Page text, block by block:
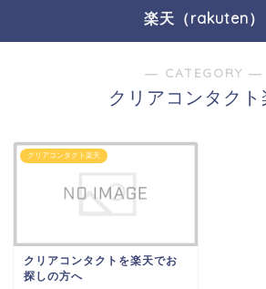
楽天（rakuten）
― CATEGORY ―
クリアコンタクト
クリアコンタクト楽天
クリアコンタクトを楽天でお
探しの方へ